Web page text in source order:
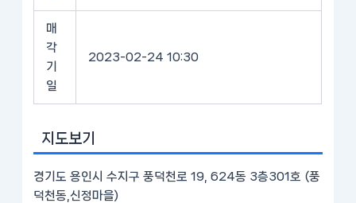
매
각
기
일
2023-02-24 10:30
지도보기
경기도 용인시 수지구 풍덕천로 19, 624동 3층301호 (풍
덕천동,신정마을)